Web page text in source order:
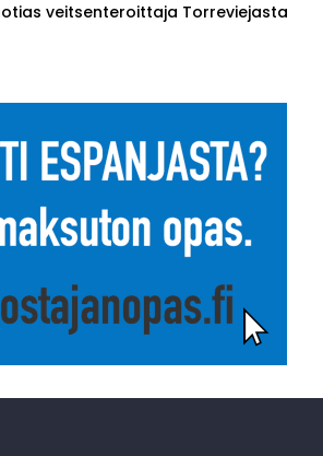
veitsenteroittaja Torreviejasta